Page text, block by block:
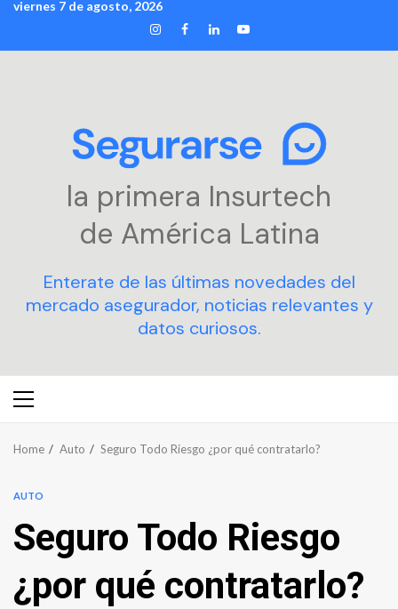
Skip
content
viernes 7 de agosto, 2026
INSTAGRAM
FACEBOOK
LINKEDIN
YOUTUBE
la primera Insurtech
de América Latina
Enterate de las últimas novedades del
mercado asegurador, noticias relevantes y
datos curiosos.
Primary
Home Auto Seguro Todo Riesgo ¿por qué contratarlo?
AUTO
Seguro Todo Riesgo
¿por qué contratarlo?